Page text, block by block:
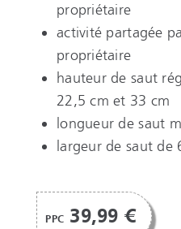
propriétaire
activité partagée
propriétaire
hauteur de saut
22,5 cm et 33 cm
longueur de saut
largeur de saut de
PPC 39,99 €